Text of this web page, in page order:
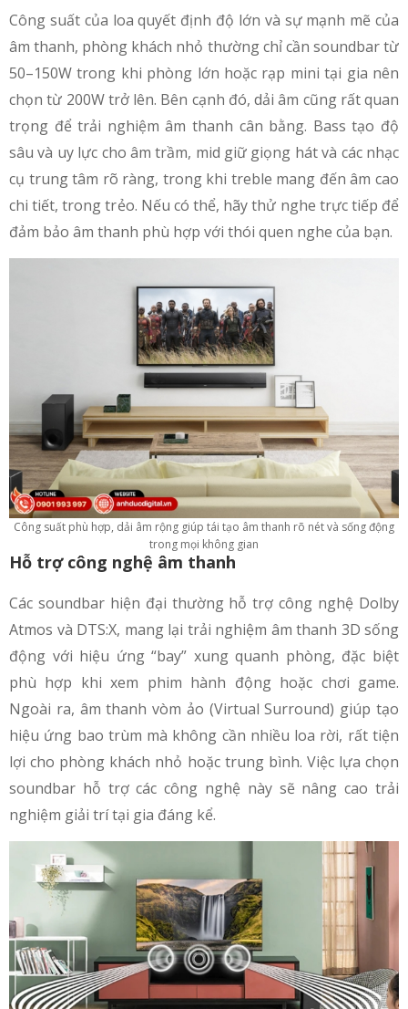
Công suất của loa quyết định độ lớn và sự mạnh mẽ của
âm thanh, phòng khách nhỏ thường chỉ cần soundbar từ
50–150W trong khi phòng lớn hoặc rạp mini tại gia nên
chọn từ 200W trở lên. Bên cạnh đó, dải âm cũng rất quan
trọng để trải nghiệm âm thanh cân bằng. Bass tạo độ
sâu và uy lực cho âm trầm, mid giữ giọng hát và các nhạc
cụ trung tâm rõ ràng, trong khi treble mang đến âm cao
chi tiết, trong trẻo. Nếu có thể, hãy thử nghe trực tiếp để
đảm bảo âm thanh phù hợp với thói quen nghe của bạn.
Công suất phù hợp, dải âm rộng giúp tái tạo âm thanh rõ nét và sống động
trong mọi không gian
Hỗ trợ công nghệ âm thanh
Các soundbar hiện đại thường hỗ trợ công nghệ Dolby
Atmos và DTS:X, mang lại trải nghiệm âm thanh 3D sống
động với hiệu ứng “bay” xung quanh phòng, đặc biệt
phù hợp khi xem phim hành động hoặc chơi game.
Ngoài ra, âm thanh vòm ảo (Virtual Surround) giúp tạo
hiệu ứng bao trùm mà không cần nhiều loa rời, rất tiện
lợi cho phòng khách nhỏ hoặc trung bình. Việc lựa chọn
soundbar hỗ trợ các công nghệ này sẽ nâng cao trải
nghiệm giải trí tại gia đáng kể.